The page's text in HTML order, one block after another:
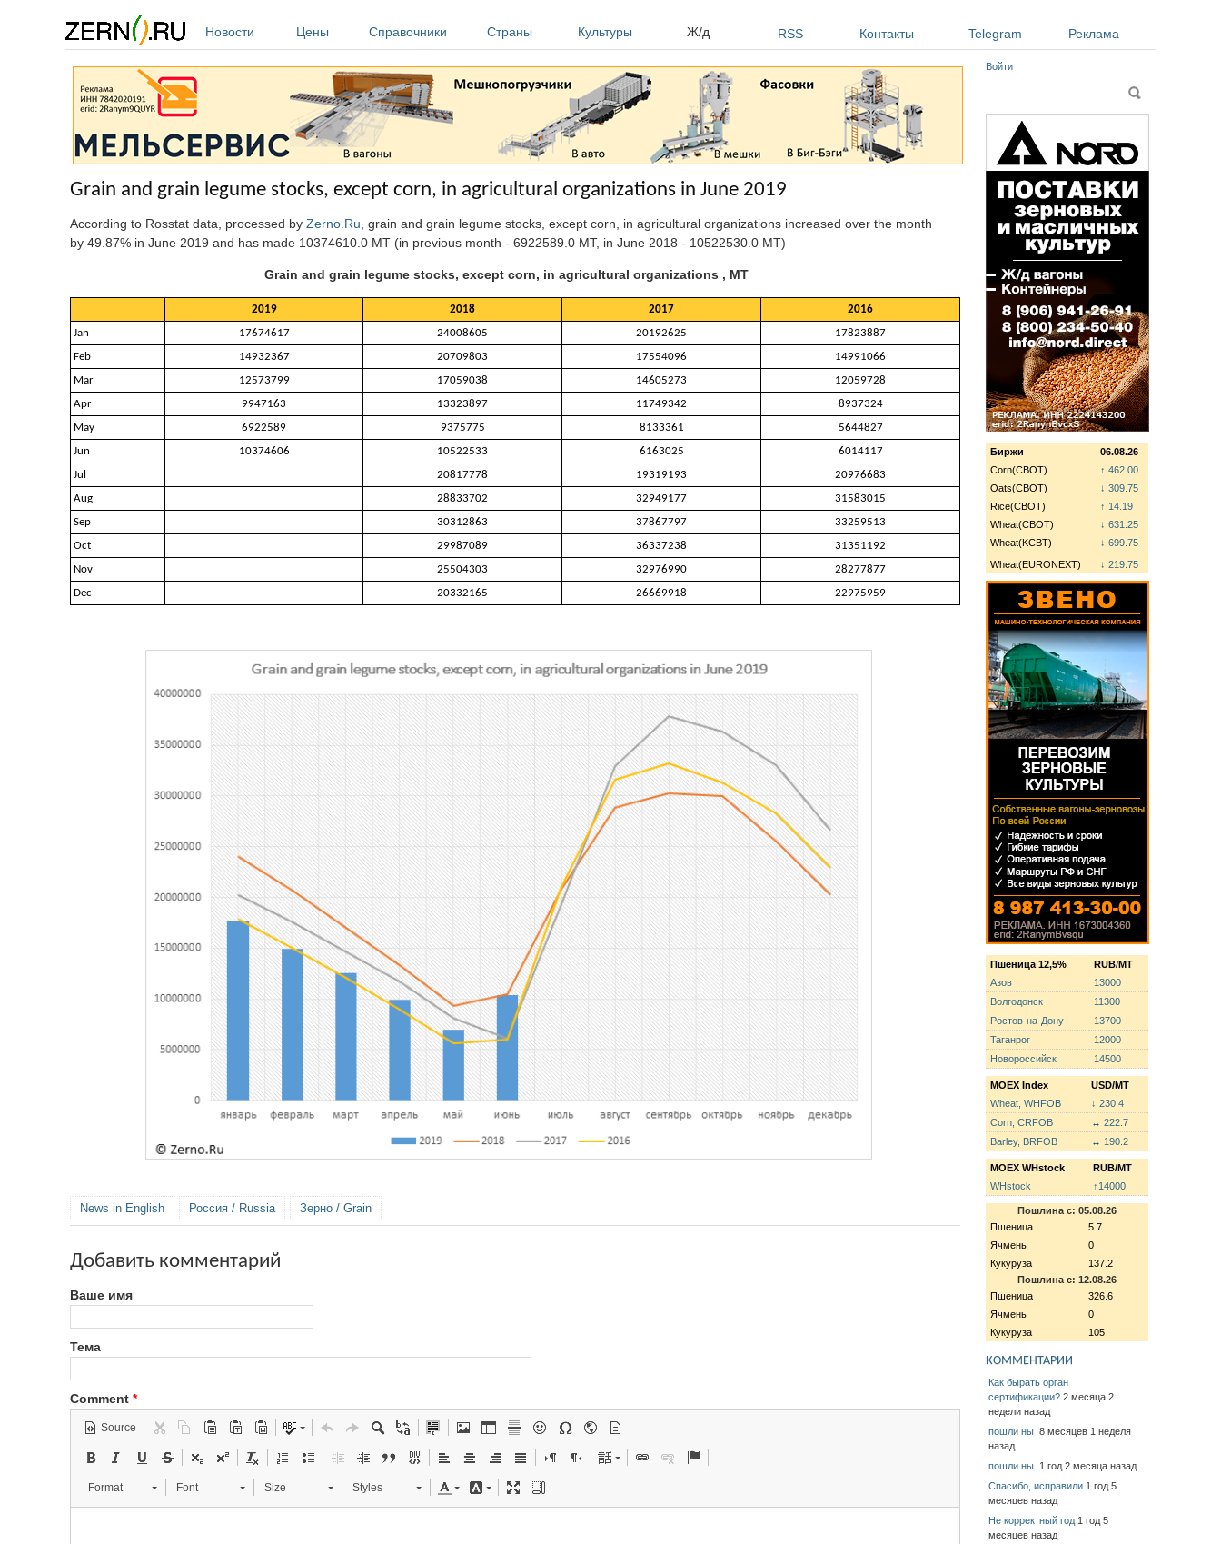
Новости
Цены Справочники Страны Культуры Ж/д RSS Контакты Telegram Реклама
Grain and grain legume stocks, except corn, in agricultural organizations in June 2019
According to Rosstat data, processed by Zerno.Ru , grain and grain legume stocks, except corn, in agricultural organizations increased over the month
by 49.87% in June 2019 and has made 10374610.0 MT (in previous month - 6922589.0 MT, in June 2018 - 10522530.0 MT)
Grain and grain legume stocks, except corn, in agricultural organizations , MT
2019 2018 2017
2016
Jan
17674617 24008605 20192625
17823887
Feb
14932367 20709803 17554096
14991066
Mar
12573799 17059038 14605273
12059728
Apr
9947163 13323897 11749342
8937324
May
6922589 9375775 8133361
5644827
Jun
10374606 10522533 6163025
6014117
Jul
20817778 19319193
20976683
Aug
28833702 32949177
31583015
Sep
30312863 37867797
33259513
Oct
29987089 36337238
31351192
Nov
25504303 32976990
28277877
Dec
20332165 26669918 22975959
News in English Россия / Russia Зерно / Grain
Добавить комментарий
Ваше имя
Тема
Comment *
Source
Format Font Size Styles
Войти
Поиск
Биржи
06.08.26
Corn(CBOT)
↑ 462.00
Oats(CBOT)
↓ 309.75
Rice(CBOT)
↑ 14.19
Wheat(CBOT)
↓ 631.25
Wheat(KCBT)
↓ 699.75
Wheat(EURONEXT)
↓ 219.75
Пшеница 12,5%
RUB/MT
Азов
13000
Волгодонск
11300
Ростов-на-Дону
13700
Таганрог
12000
Новороссийск
14500
MOEX Index
USD/MT
Wheat, WHFOB
↓ 230.4
Corn, CRFOB
↔ 222.7
Barley, BRFOB
↔ 190.2
MOEX WHstock
RUB/MT
WHstock
↑14000
Пошлина с: 05.08.26
Пшеница
5.7
Ячмень
0
Кукуруза
137.2
Пошлина с: 12.08.26
Пшеница
326.6
Ячмень
0
Кукуруза
105
КОММЕНТАРИИ
Как бырать орган
сертификации? 2 месяца 2
недели назад
пошли ны 8 месяцев 1 неделя
назад
пошли ны 1 год 2 месяца назад
Спасибо, исправили 1 год 5
месяцев назад
Не корректный год 1 год 5
месяцев назад